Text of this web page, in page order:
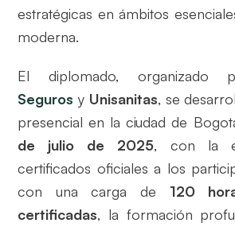
estratégicas en ámbitos
moderna.
El diplomado, organizado
Seguros y Unisanitas, se
presencial en la ciudad de
de julio de 2025, con la
certificados oficiales a los
con una carga de 120
certificadas, la formación